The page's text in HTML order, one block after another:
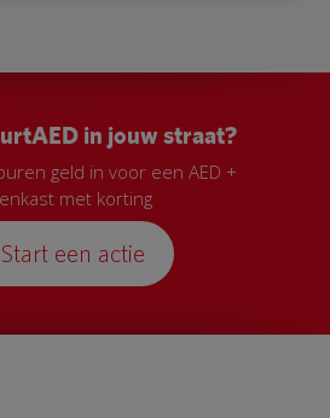
in jouw straat?
geld in voor een AED +
met korting
Start een actie